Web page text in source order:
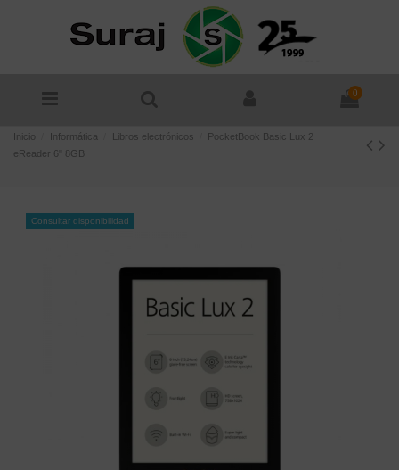
0
Inicio Informática Libros electrónicos
PocketBook Basic Lux 2
eReader 6" 8GB
Consultar disponibilidad